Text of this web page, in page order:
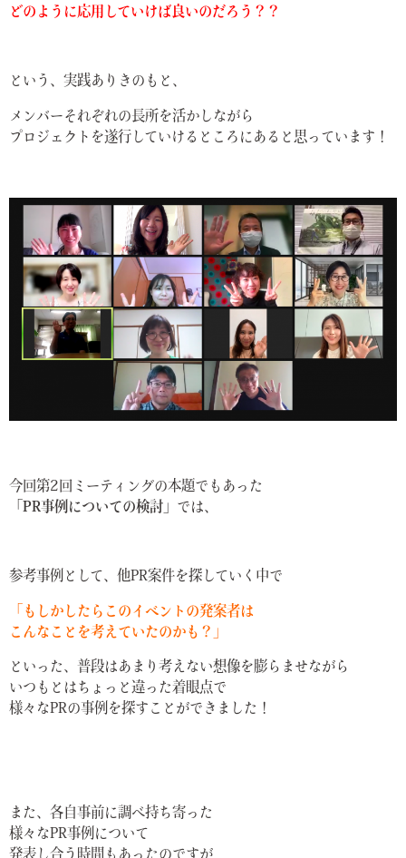
どのように応用していけば良いのだろう？？
という、実践ありきのもと、
メンバーそれぞれの長所を活かしながら
プロジェクトを遂行していけるところにあると思っています！
今回第2回ミーティングの本題でもあった
「PR事例についての検討」 では、
参考事例として、他PR案件を探していく中で
「もしかしたらこのイベントの発案者は
こんなことを考えていたのかも？」
といった、普段はあまり考えない想像を膨らませながら
いつもとはちょっと違った着眼点で
様々なPRの事例を探すことができました！
また、各自事前に調べ持ち寄った
様々なPR事例について